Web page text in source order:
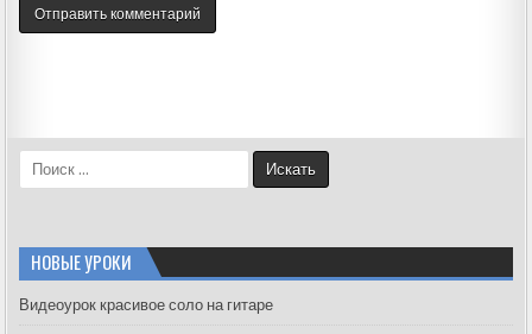
e
h
f
НОВЫЕ УРОКИ
Видеоурок красивое соло на гитаре